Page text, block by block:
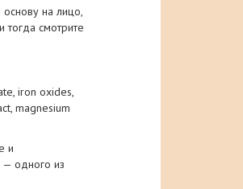
на лицо,
смотрите
iron oxides,
magnesium
и
— одного из